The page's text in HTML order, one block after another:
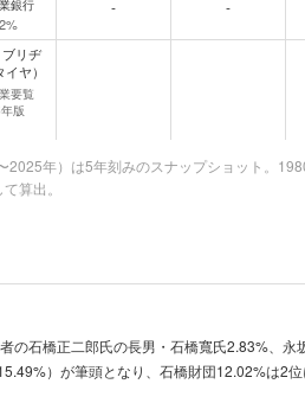
銀行 - -
ブリヂ
ヤ）
要覧
版
年）は5年刻みのスナップショット。
算出。
石橋正二郎氏の長男・石橋寬氏2.83%、永
）が筆頭となり、石橋財団12.02%は2